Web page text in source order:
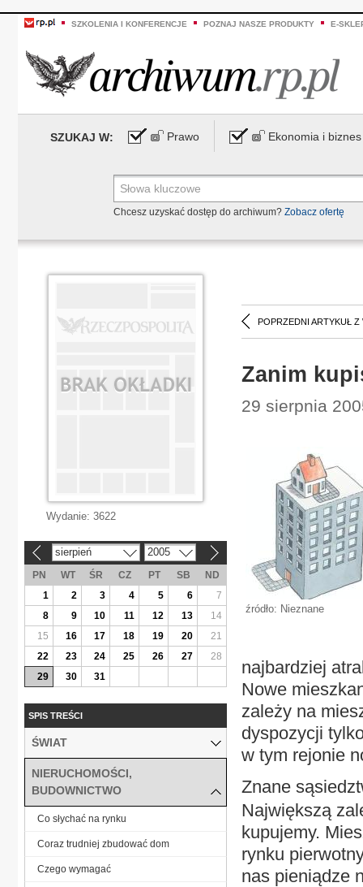
SZKOLENIA I KONFERENCJE POZNAJ NASZE PRODUKTY E-
SZUKAJ W: Prawo Ekonomia i biznes
Chcesz uzyskać dostęp do archiwum? Zobacz ofertę
POPRZEDNI ARTYKUŁ Z
Zanim
29 sierpnia
źródło: Nieznane
najbardziej
Nowe
zależy na
dyspozycji
w tym rejonie
Znane
Największą
kupujemy.
rynku
nas pieniądze
Wydanie: 3622
sierpień 2005
PN WT ŚR CZ PT SB
ND
1
2 3 4 5 6
7
8
9 10 11 12 13
14
15
16 17 18 19 20
21
22
23 24 25 26 27
28
29
30 31
SPIS TREŚCI
ŚWIAT
NIERUCHOMOŚCI,
BUDOWNICTWO
Co słychać na rynku
Coraz trudniej zbudować dom
Czego wymagać